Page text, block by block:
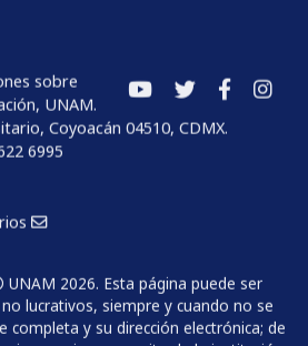
sobre
UNAM.
Coyoacán 04510, CDMX.
6995
UNAM 2026. Esta página puede ser
lucrativos, siempre y cuando no se
completa y su dirección electrónica; de